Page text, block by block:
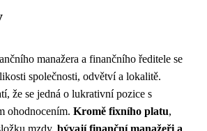
manažera a finančního ředitele se
společnosti, odvětví a lokalitě.
že se jedná o lukrativní pozice s
ohodnocením. Kromě fixního platu,
mzdy, bývají finanční manažeři a